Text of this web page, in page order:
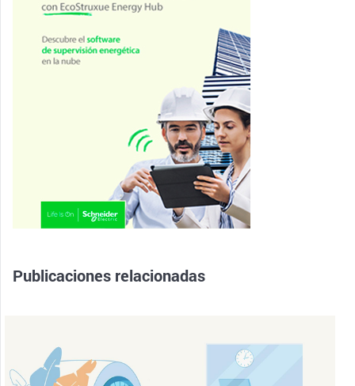
Publicaciones relacionadas